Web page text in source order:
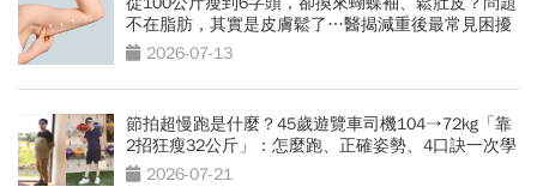
不在脂肪，其實是皮膚鬆了…醫揭減重後最常見困擾
2026-07-13
節拍超慢跑是什麼？45歲遊覽車司機104→72kg「靠
2招狂瘦32公斤」：怎麼跑、正確姿勢、4口訣一次學
會 2026-07-21